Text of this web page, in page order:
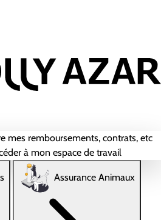
mes remboursements, contrats, etc
à mon espace de travail
Assurance Animaux